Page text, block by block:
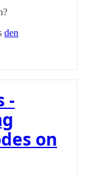
den
-
on